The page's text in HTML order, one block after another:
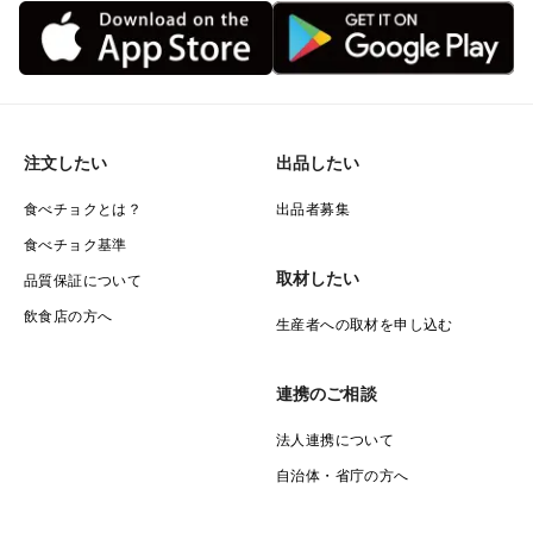
注文したい
食べチョクとは？
食べチョク基準
品質保証について
飲食店の方へ
出品したい
出品者募集
取材したい
生産者への取材を申し込む
連携のご相談
法人連携について
自治体・省庁の方へ